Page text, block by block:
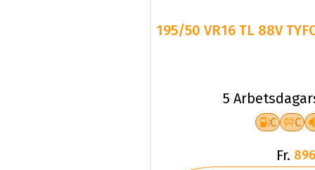
195/50 VR16 TL 88V
5
C C
Fr.